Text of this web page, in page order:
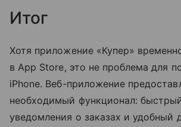
Итог
Хотя приложение «Купер»
в App Store, это не проблема для
iPhone. Веб-приложение
необходимый функционал:
уведомления о заказах и удобный